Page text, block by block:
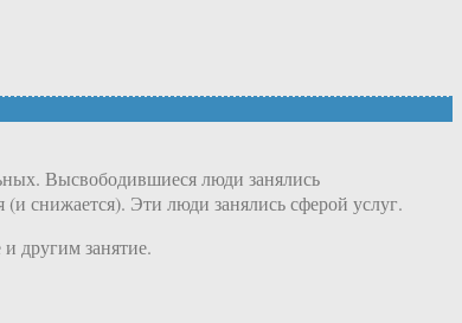
Высвободившиеся люди занялись
снижается). Эти люди занялись сферой услуг.
другим занятие.